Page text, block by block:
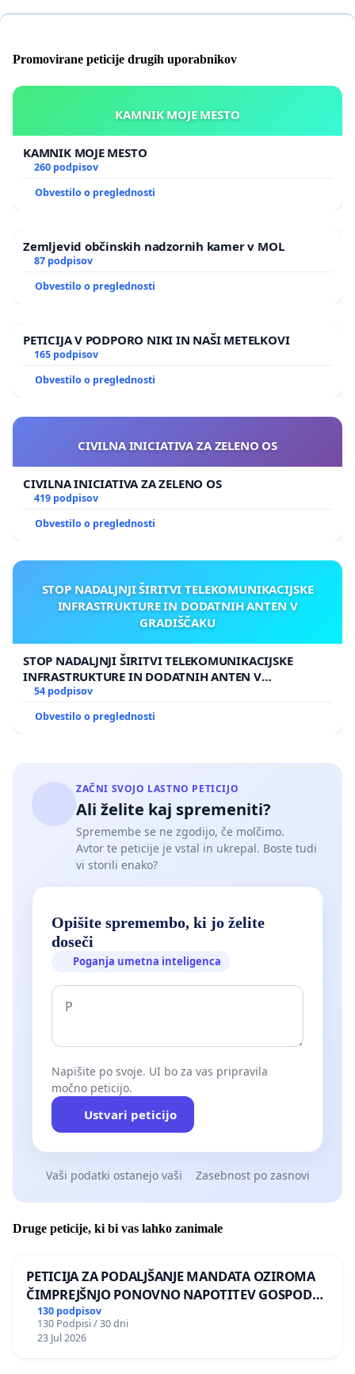
Promovirane peticije drugih uporabnikov
KAMNIK MOJE MESTO
KAMNIK MOJE MESTO
260 podpisov
Obvestilo o preglednosti
Zemljevid občinskih nadzornih kamer v MOL
87 podpisov
Obvestilo o preglednosti
PETICIJA V PODPORO NIKI IN NAŠI METELKOVI
165 podpisov
Obvestilo o preglednosti
CIVILNA INICIATIVA ZA ZELENO OS
CIVILNA INICIATIVA ZA ZELENO OS
419 podpisov
Obvestilo o preglednosti
STOP NADALJNJI ŠIRITVI TELEKOMUNIKACIJSKE
INFRASTRUKTURE IN DODATNIH ANTEN V
GRADIŠČAKU
STOP NADALJNJI ŠIRITVI TELEKOMUNIKACIJSKE
INFRASTRUKTURE IN DODATNIH ANTEN V
GRADIŠČAKU
54 podpisov
Obvestilo o preglednosti
ZAČNI SVOJO LASTNO PETICIJO
Ali želite kaj spremeniti?
Spremembe se ne zgodijo, če molčimo.
Avtor te peticije je vstal in ukrepal. Boste tudi
vi storili enako?
Opišite spremembo, ki jo želite
doseči
Poganja umetna inteligenca
Napišite po svoje. UI bo za vas pripravila
močno peticijo.
Ustvari peticijo
Vaši podatki ostanejo vaši Zasebnost po zasnovi
Druge peticije, ki bi vas lahko zanimale
PETICIJA ZA PODALJŠANJE MANDATA OZIROMA
ČIMPREJŠNJO PONOVNO NAPOTITEV GOSPODA
BERNARDA ŠRAJNERJA NA VELEPOSLANIŠTVO
REPUBLIKE SLOVENIJE V MOSKVI
130 podpisov
130 Podpisi / 30 dni
23 Jul 2026